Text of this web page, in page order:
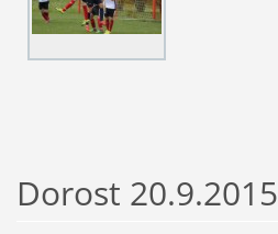
Dorost 20.9.2015